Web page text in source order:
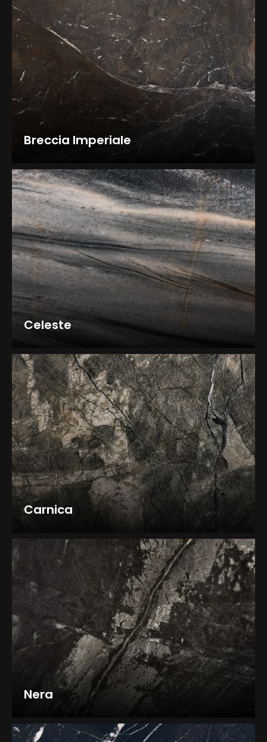
Breccia Imperiale
Celeste
Carnica
Nera